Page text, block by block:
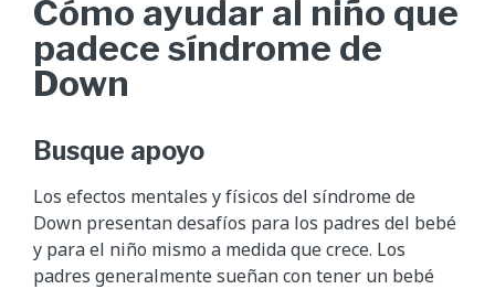
Cómo ayudar al niño que
padece síndrome de
Down
Busque apoyo
Los efectos mentales y físicos del síndrome de
Down presentan desafíos para los padres del bebé
y para el niño mismo a medida que crece. Los
padres generalmente sueñan con tener un bebé